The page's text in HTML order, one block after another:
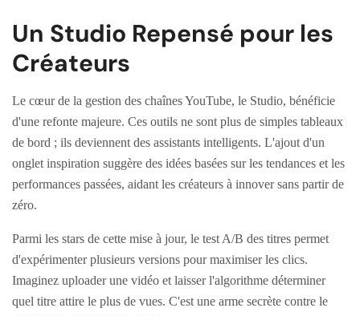
Un Studio Repensé pour les
Créateurs
Le cœur de la gestion des chaînes YouTube, le Studio, bénéficie
d'une refonte majeure. Ces outils ne sont plus de simples tableaux
de bord ; ils deviennent des assistants intelligents. L'ajout d'un
onglet inspiration suggère des idées basées sur les tendances et les
performances passées, aidant les créateurs à innover sans partir de
zéro.
Parmi les stars de cette mise à jour, le test A/B des titres permet
d'expérimenter plusieurs versions pour maximiser les clics.
Imaginez uploader une vidéo et laisser l'algorithme déterminer
quel titre attire le plus de vues. C'est une arme secrète contre le